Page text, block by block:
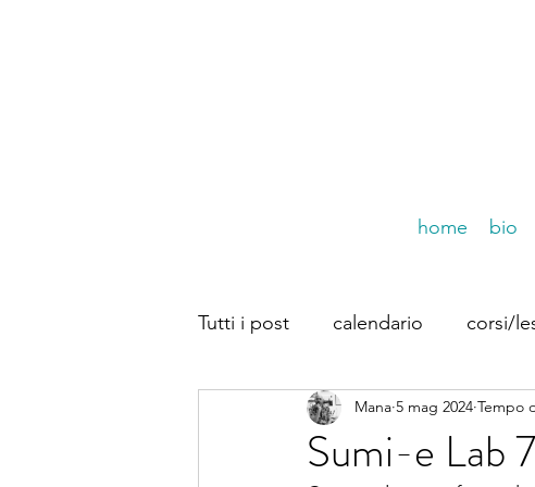
home bio
Tutti i post calendario corsi/
trompe dal web Dirette
Sumi-e Lab
Mana 5 mag 2024 Tempo